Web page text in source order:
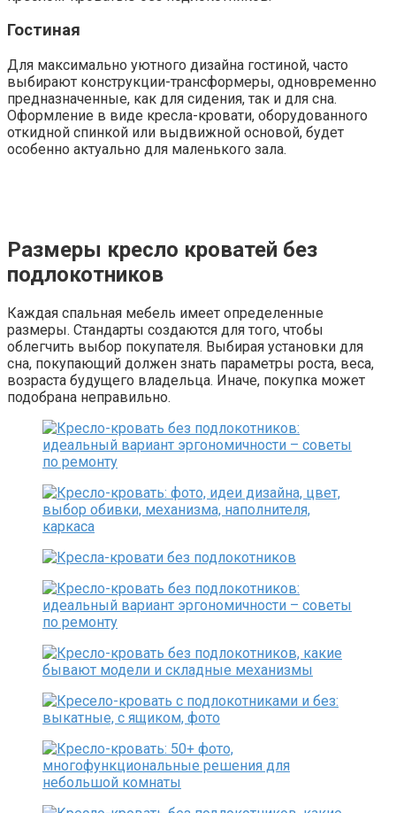
Гостиная
Для максимально уютного дизайна гостиной, часто
выбирают конструкции-трансформеры, одновременно
предназначенные, как для сидения, так и для сна.
Оформление в виде кресла-кровати, оборудованного
откидной спинкой или выдвижной основой, будет
особенно актуально для маленького зала.
Размеры кресло кроватей без
подлокотников
Каждая спальная мебель имеет определенные
размеры. Стандарты создаются для того, чтобы
облегчить выбор покупателя. Выбирая установки для
сна, покупающий должен знать параметры роста, веса,
возраста будущего владельца. Иначе, покупка может
подобрана неправильно.